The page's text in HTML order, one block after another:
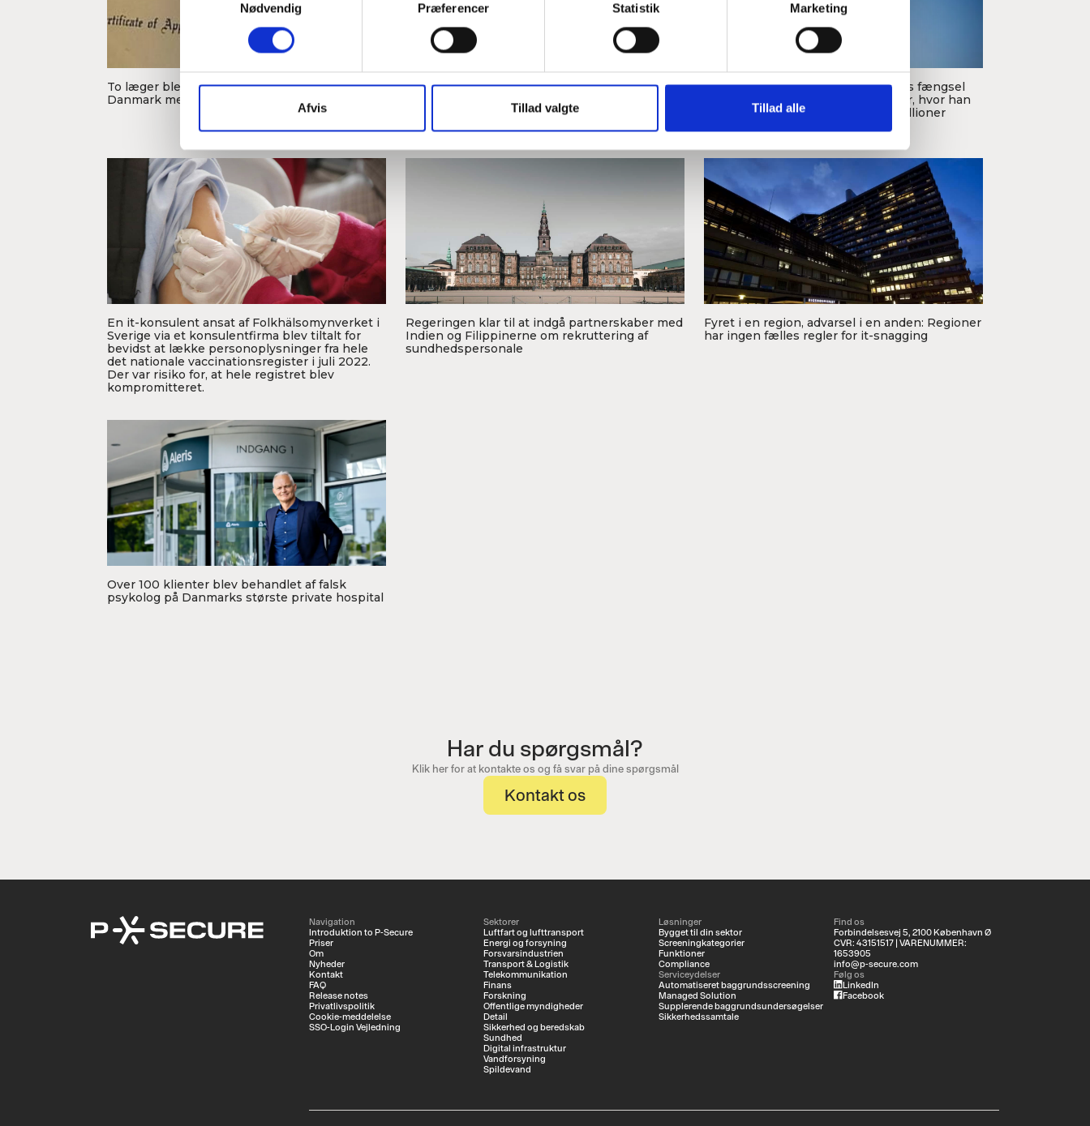
m
y
k
k
v
a
l
g
Nødvendig Præferencer Statistik Marketing
Afvis Tillad valgte Tillad alle
Foto: DR
To læger blev afsløret som falske læger i
Danmark med forfalskede eksamensbeviser.
Revisoren markedsførte sig selv som læge og
rådede prostatakræftpatienter til at påtage sig
ikke-godkendt behandling.
En anæstesilæge blev idømt tre års fængsel
for systematisk bedrageri over ni år, hvor han
uberettiget fik betalt omkring 9 millioner
Foto: Ed Us
En it-konsulent ansat af Folkhälsomynverket i
Sverige via et konsulentfirma blev tiltalt for
bevidst at lække personoplysninger fra hele
det nationale vaccinationsregister i juli 2022.
Der var risiko for, at hele registret blev
kompromitteret.
Foto: Jacob Søby
Regeringen klar til at indgå partnerskaber med
Indien og Filippinerne om rekruttering af
sundhedspersonale
Fyret i en region, advarsel i en anden: Regioner
har ingen fælles regler for it-snagging
Over 100 klienter blev behandlet af falsk
psykolog på Danmarks største private hospital
Har du spørgsmål?
Klik her for at kontakte os og få svar på dine spørgsmål
Kontakt os
Navigation
Introduktion to P-Secure
Priser
Om
Nyheder
Kontakt
FAQ
Release notes
Privatlivspolitik
Cookie-meddelelse
SSO-Login Vejledning
Sektorer
Luftfart og lufttransport
Energi og forsyning
Forsvarsindustrien
Transport & Logistik
Telekommunikation
Finans
Forskning
Offentlige myndigheder
Detail
Sikkerhed og beredskab
Sundhed
Digital infrastruktur
Vandforsyning
Spildevand
Løsninger
Bygget til din sektor
Screeningkategorier
Funktioner
Compliance
Serviceydelser
Automatiseret baggrundsscreening
Managed Solution
Supplerende baggrundsundersøgelser
Sikkerhedssamtale
Find os
Forbindelsesvej 5, 2100 København Ø
CVR: 43151517 | VARENUMMER:
1653905
info@p-secure.com
Følg os
LinkedIn
Facebook